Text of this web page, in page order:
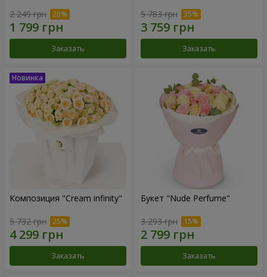
2 249 грн
Заказать
5 783 грн
Заказать
Композиция "Cream infinity"
5 732 грн
Заказать
Букет "Nude Perfume"
3 293 грн
Заказать